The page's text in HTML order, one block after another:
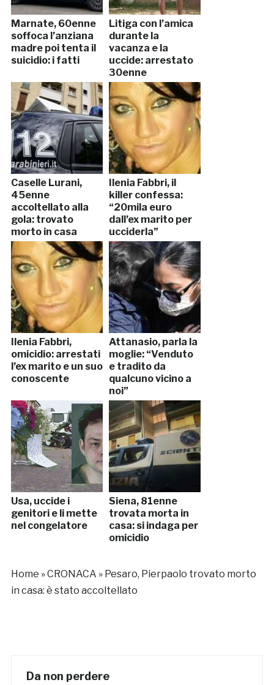
Marnate, 60enne
soffoca l’anziana
madre poi tenta il
suicidio: i fatti
Litiga con l’amica
durante la
vacanza e la
uccide: arrestato
30enne
Caselle Lurani,
45enne
accoltellato alla
gola: trovato
morto in casa
Ilenia Fabbri, il
killer confessa:
“20mila euro
dall’ex marito per
ucciderla”
Ilenia Fabbri,
omicidio: arrestati
l’ex marito e un suo
conoscente
Attanasio, parla la
moglie: “Venduto
e tradito da
qualcuno vicino a
noi”
Usa, uccide i
genitori e li mette
nel congelatore
Siena, 81enne
trovata morta in
casa: si indaga per
omicidio
Home »CRONACA » Pesaro, Pierpaolo trovato morto
in casa: è stato accoltellato
Da non perdere